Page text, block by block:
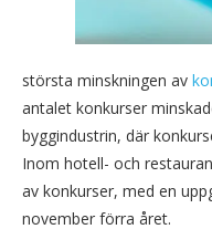
största minskningen av
antalet konkurser
byggindustrin, där
Inom hotell- och
av konkurser, med en
november förra året.